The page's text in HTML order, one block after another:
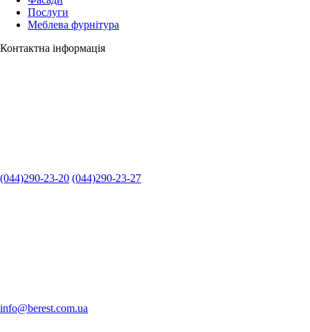
Послуги
Меблева фурнітура
Контактна інформація
(044)290-23-20 (044)290-23-27
info@berest.com.ua